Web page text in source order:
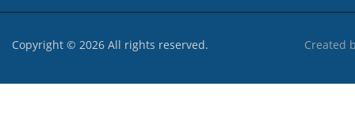
Copyright © 2026 All rights reserved. Created